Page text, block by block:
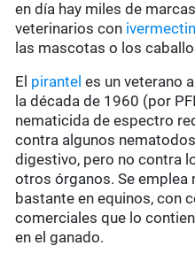
en día hay miles de
veterinarios con
las mascotas o los
El pirantel es un veterano
la década de 1960 (por
nematicida de espectro
contra algunos
digestivo, pero no contra
otros órganos. Se
bastante en equinos, con
comerciales que lo
en el ganado.